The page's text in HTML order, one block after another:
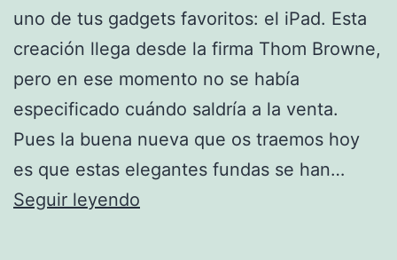
uno de tus gadgets favoritos: el iPad. Esta
creación llega desde la firma Thom Browne,
pero en ese momento no se había
especificado cuándo saldría a la venta.
Pues la buena nueva que os traemos hoy
es que estas elegantes fundas se han…
Seguir leyendo